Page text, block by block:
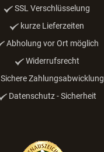
SSL Verschlüsselung
kurze Lieferzeiten
Abholung vor Ort möglich
Widerrufsrecht
Sichere Zahlungsabwicklung
Datenschutz - Sicherheit